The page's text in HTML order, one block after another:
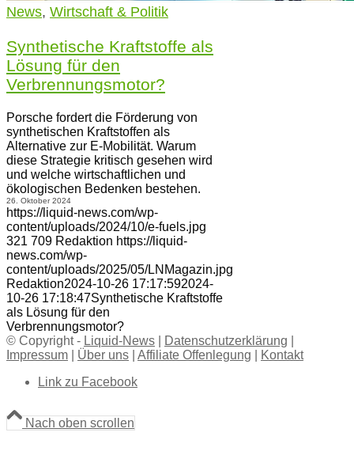
News, Wirtschaft & Politik
Synthetische Kraftstoffe als
Lösung für den
Verbrennungsmotor?
Porsche fordert die Förderung von
synthetischen Kraftstoffen als
Alternative zur E-Mobilität. Warum
diese Strategie kritisch gesehen wird
und welche wirtschaftlichen und
ökologischen Bedenken bestehen.
26. Oktober 2024
https://liquid-news.com/wp-
content/uploads/2024/10/e-fuels.jpg
321 709 Redaktion https://liquid-
news.com/wp-
content/uploads/2025/05/LNMagazin.jpg
Redaktion2024-10-26 17:17:592024-
10-26 17:18:47Synthetische Kraftstoffe
als Lösung für den
Verbrennungsmotor?
© Copyright - Liquid-News Datenschutzerklärung
Impressum
Über uns Affiliate Offenlegung
Kontakt
Link zu Facebook
Nach oben scrollen